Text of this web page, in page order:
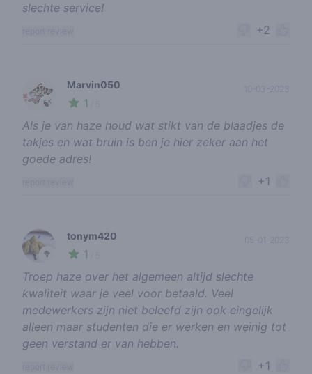
slechte service!
+2
🍃
Marvin050
1
10-03-2023
Als je van haze houd wat stikt van de blaadjes de
takjes en wat bruin is ben je hier zeker aan het
goede adres!
+1
🥦
tonym420
1
05-01-2023
Troep haze over het algemeen altijd slechte
kwaliteit waar je veel voor betaald. Veel
medewerkers zijn niet beleefd zijn ook eingelijk
alleen maar studenten die er werken en weinig tot
geen verstand er van hebben.
+1